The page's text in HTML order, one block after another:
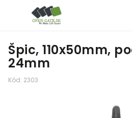
Špic, 110x50mm,
24mm
Kód: 2303